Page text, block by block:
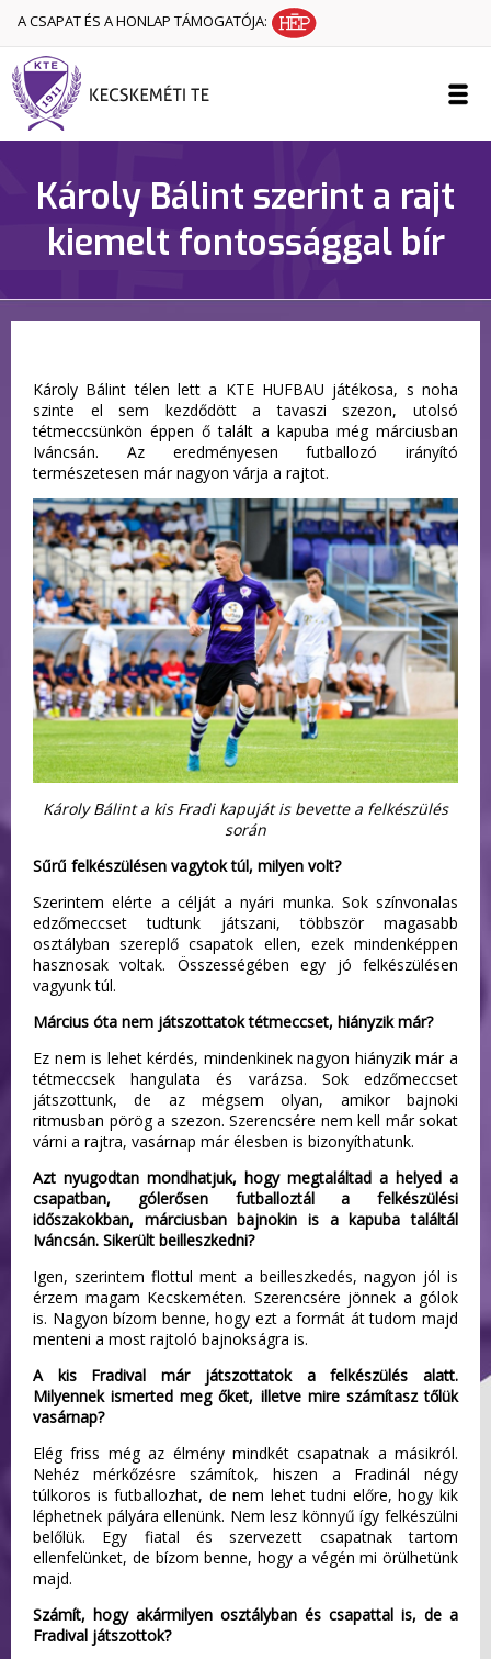
A CSAPAT ÉS A HONLAP TÁMOGATÓJA:
Károly Bálint szerint a rajt
kiemelt fontossággal bír
Károly Bálint télen lett a KTE HUFBAU játékosa, s noha
szinte el sem kezdődött a tavaszi szezon, utolsó
tétmeccsünkön éppen ő talált a kapuba még márciusban
Iváncsán. Az eredményesen futballozó irányító
természetesen már nagyon várja a rajtot.
Károly Bálint a kis Fradi kapuját is bevette a felkészülés
során
Sűrű felkészülésen vagytok túl, milyen volt?
Szerintem elérte a célját a nyári munka. Sok színvonalas
edzőmeccset tudtunk játszani, többször magasabb
osztályban szereplő csapatok ellen, ezek mindenképpen
hasznosak voltak. Összességében egy jó felkészülésen
vagyunk túl.
Március óta nem játszottatok tétmeccset, hiányzik már?
Ez nem is lehet kérdés, mindenkinek nagyon hiányzik már a
tétmeccsek hangulata és varázsa. Sok edzőmeccset
játszottunk, de az mégsem olyan, amikor bajnoki
ritmusban pörög a szezon. Szerencsére nem kell már sokat
várni a rajtra, vasárnap már élesben is bizonyíthatunk.
Azt nyugodtan mondhatjuk, hogy megtaláltad a helyed a
csapatban, gólerősen futballoztál a felkészülési
időszakokban, márciusban bajnokin is a kapuba találtál
Iváncsán. Sikerült beilleszkedni?
Igen, szerintem flottul ment a beilleszkedés, nagyon jól is
érzem magam Kecskeméten. Szerencsére jönnek a gólok
is. Nagyon bízom benne, hogy ezt a formát át tudom majd
menteni a most rajtoló bajnokságra is.
A kis Fradival már játszottatok a felkészülés alatt.
Milyennek ismerted meg őket, illetve mire számítasz tőlük
vasárnap?
Elég friss még az élmény mindkét csapatnak a másikról.
Nehéz mérkőzésre számítok, hiszen a Fradinál négy
túlkoros is futballozhat, de nem lehet tudni előre, hogy kik
léphetnek pályára ellenünk. Nem lesz könnyű így felkészülni
belőlük. Egy fiatal és szervezett csapatnak tartom
ellenfelünket, de bízom benne, hogy a végén mi örülhetünk
majd.
Számít, hogy akármilyen osztályban és csapattal is, de a
Fradival játszottok?